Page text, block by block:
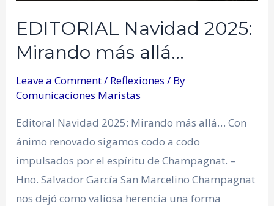
EDITORIAL Navidad 2025:
Mirando más allá…
Leave a Comment/ Reflexiones / By
Comunicaciones Maristas
Editoral Navidad 2025: Mirando más allá… Con
ánimo renovado sigamos codo a codo
impulsados por el espíritu de Champagnat. –
Hno. Salvador García San Marcelino Champagnat
nos dejó como valiosa herencia una forma